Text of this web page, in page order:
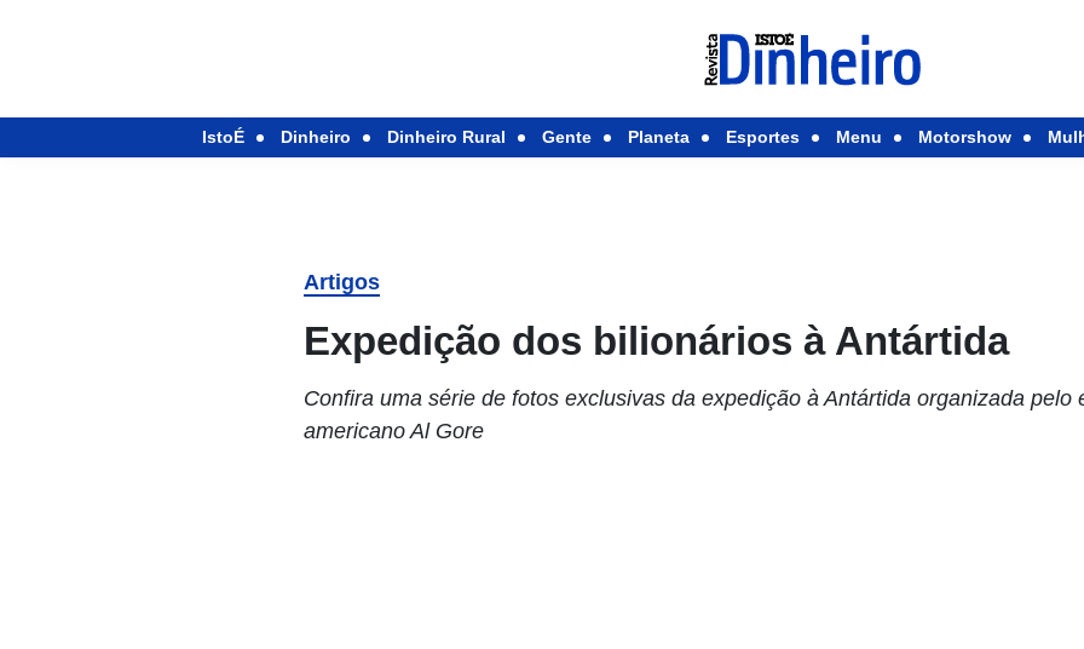
IstoÉ Dinheiro Dinheiro Rural Gente Planeta Esportes Menu Motorshow
Artigos
Expedição dos bilionários à Antártida
Confira uma série de fotos exclusivas da expedição à Antártida organizada pelo
americano Al Gore